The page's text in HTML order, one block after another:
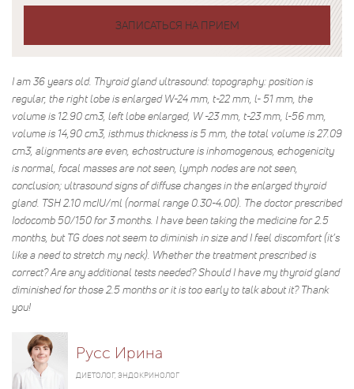
ЗАПИСАТЬСЯ НА ПРИЕМ
I am 36 years old. Thyroid gland ultrasound: topography: position is
regular, the right lobe is enlarged W-24 mm, t-22 mm, l- 51 mm, the
volume is 12.90 cm3, left lobe enlarged, W -23 mm, t-23 mm, l-56 mm,
volume is 14,90 cm3, isthmus thickness is 5 mm, the total volume is 27.09
cm3, alignments are even, echostructure is inhomogenous, echogenicity
is normal, focal masses are not seen, lymph nodes are not seen,
conclusion; ultrasound signs of diffuse changes in the enlarged thyroid
gland. TSH 2.10 mcIU/ml (normal range 0.30-4.00). The doctor prescribed
Iodocomb 50/150 for 3 months. I have been taking the medicine for 2.5
months, but TG does not seem to diminish in size and I feel discomfort (it’s
like a need to stretch my neck). Whether the treatment prescribed is
correct? Are any additional tests needed? Should I have my thyroid gland
diminished for those 2.5 months or it is too early to talk about it? Thank
you!
Русс Ирина
ДИЕТОЛОГ, ЭНДОКРИНОЛОГ